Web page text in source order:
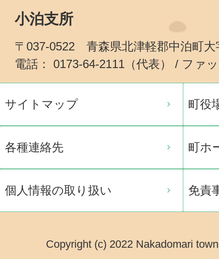
小泊支所
〒037-0522 青森県北津軽郡中泊町大
電話： 0173-64-2111（代表） / ファ
サイトマップ 町役
各種連絡先 町ホ
個人情報の取り扱い 免責
Copyright (c) 2022 Nakadomari